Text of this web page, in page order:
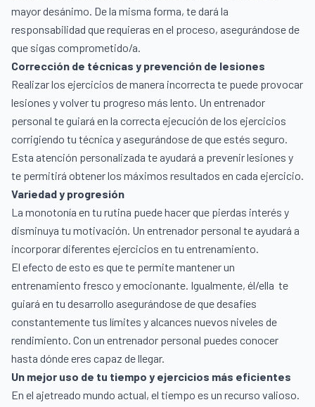
mayor desánimo. De la misma forma, te dará la
responsabilidad que requieras en el proceso, asegurándose de
que sigas comprometido/a.
Corrección de técnicas y prevención de lesiones
Realizar los ejercicios de manera incorrecta te puede provocar
lesiones y volver tu progreso más lento. Un entrenador
personal te guiará en la correcta ejecución de los ejercicios
corrigiendo tu técnica y asegurándose de que estés seguro.
Esta atención personalizada te ayudará a prevenir lesiones y
te permitirá obtener los máximos resultados en cada ejercicio.
Variedad y progresión
La monotonía en tu rutina puede hacer que pierdas interés y
disminuya tu motivación. Un entrenador personal te ayudará a
incorporar diferentes ejercicios en tu entrenamiento.
El efecto de esto es que te permite mantener un
entrenamiento fresco y emocionante. Igualmente, él/ella te
guiará en tu desarrollo asegurándose de que desafíes
constantemente tus límites y alcances nuevos niveles de
rendimiento. Con un entrenador personal puedes conocer
hasta dónde eres capaz de llegar.
Un mejor uso de tu tiempo y ejercicios más eficientes
En el ajetreado mundo actual, el tiempo es un recurso valioso.